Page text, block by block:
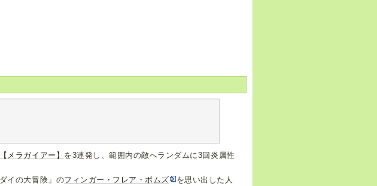
【メラガイアー】 を3連発し、範囲内の敵へランダムに3回炎属性
イの大冒険」のフィンガー・フレア・ボムズ
を思い出した人